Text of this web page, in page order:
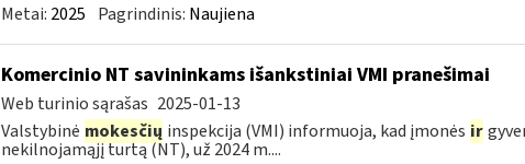
Metai: 2025 Pagrindinis: Naujiena
Komercinio NT savininkams išankstiniai VMI pranešimai
Web turinio sąrašas 2025-01-13
Valstybinė mokesčių inspekcija (VMI) informuoja, kad įmonės ir
nekilnojamąjį turtą (NT), už 2024 m....